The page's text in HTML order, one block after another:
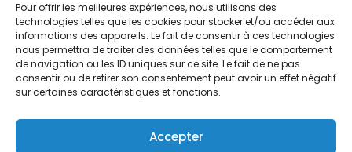
Pour offrir les meilleures expériences, nous utilisons des
technologies telles que les cookies pour stocker et/ou accéder aux
informations des appareils. Le fait de consentir à ces technologies
nous permettra de traiter des données telles que le comportement
de navigation ou les ID uniques sur ce site. Le fait de ne pas
consentir ou de retirer son consentement peut avoir un effet négatif
sur certaines caractéristiques et fonctions.
Accepter
Restez informés
Abonnez-vous aux alertes municipales
Je m'abonne